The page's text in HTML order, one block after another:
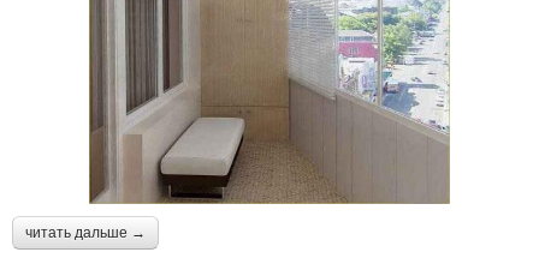
читать дальше →